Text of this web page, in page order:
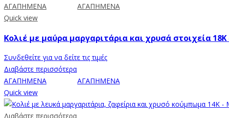
ΑΓΑΠΗΜΕΝΑ
ΑΓΑΠΗΜΕΝΑ
Quick view
Κολιέ με μαύρα μαργαριτάρια και χρυσά στοιχεία 18K
Συνδεθείτε για να δείτε τις τιμές
Διαβάστε περισσότερα
ΑΓΑΠΗΜΕΝΑ
ΑΓΑΠΗΜΕΝΑ
Quick view
Διαβάστε περισσότερα